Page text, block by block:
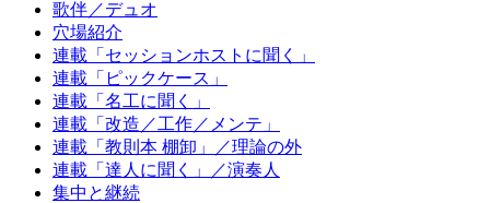
歌伴／デュオ
穴場紹介
連載「セッションホストに聞く」
連載「ピックケース」
連載「名工に聞く」
連載「改造／工作／メンテ」
連載「教則本 棚卸」／理論の外
連載「達人に聞く」／演奏人
集中と継続